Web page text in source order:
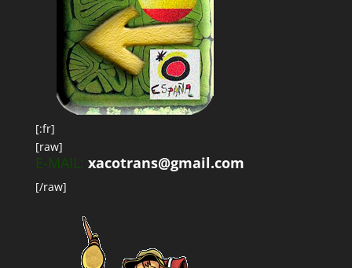
[:fr]
[raw]
E-MAIL: xacotrans@gmail.com
[/raw]